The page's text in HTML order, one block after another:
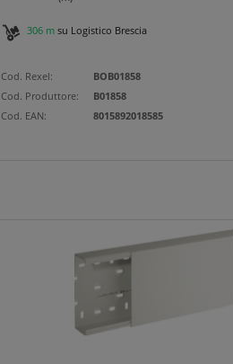
306 m su Logistico Brescia
Cod. Rexel:
BOB01858
Cod. Produttore:
B01858
Cod. EAN:
8015892018585